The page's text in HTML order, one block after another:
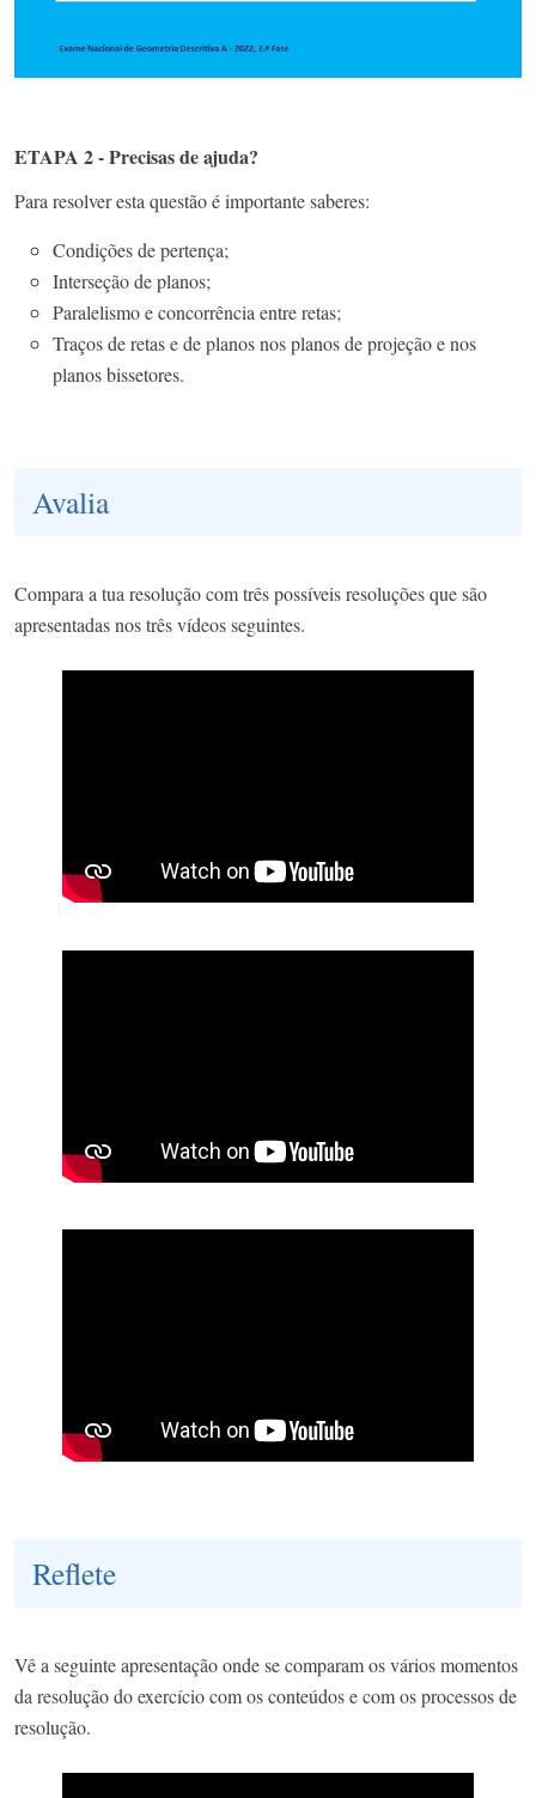
ETAPA 2 - Precisas de ajuda?
Para resolver esta questão é importante saberes:
Condições de pertença;
Interseção de planos;
Paralelismo e concorrência entre retas;
Traços de retas e de planos nos planos de projeção e nos
planos bissetores.
Avalia
Compara a tua resolução com três possíveis resoluções que são
apresentadas nos três vídeos seguintes.
Reflete
Vê a seguinte apresentação onde se comparam os vários momentos
da resolução do exercício com os conteúdos e com os processos de
resolução.